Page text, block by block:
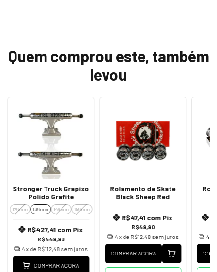
Quem comprou este, também
levou
Stronger Truck Grapixo
Polido Grafite
129mm 139mm 149mm 159mm
R$449,90
R$427,41 com Pix
4x de R$112,48 sem juros
COMPRAR AGORA
Rolamento de Skate
Black Sheep Red
R$49,90
R$47,41 com Pix
4x de R$12,48 sem juros
COMPRAR AGORA
4